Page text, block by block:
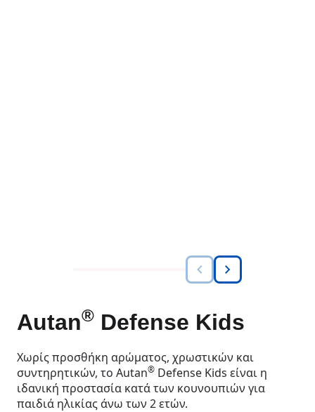
Autan® Defense Kids
Χωρίς προσθήκη αρώματος, χρωστικών και
συντηρητικών, το Autan® Defense Kids είναι η
ιδανική προστασία κατά των κουνουπιών για
παιδιά ηλικίας άνω των 2 ετών.